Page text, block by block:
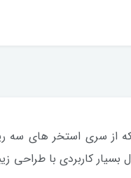
بست وی مدل میکی موس آبی قطر
کاربردی با طراحی